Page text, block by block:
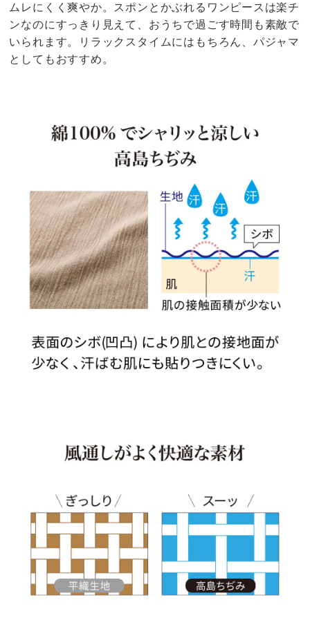
ムレにくく爽やか。スポンとかぶれるワンピースは楽チ
ンなのにすっきり見えて、おうちで過ごす時間も素敵で
いられます。リラックスタイムにはもちろん、パジャマ
としてもおすすめ。